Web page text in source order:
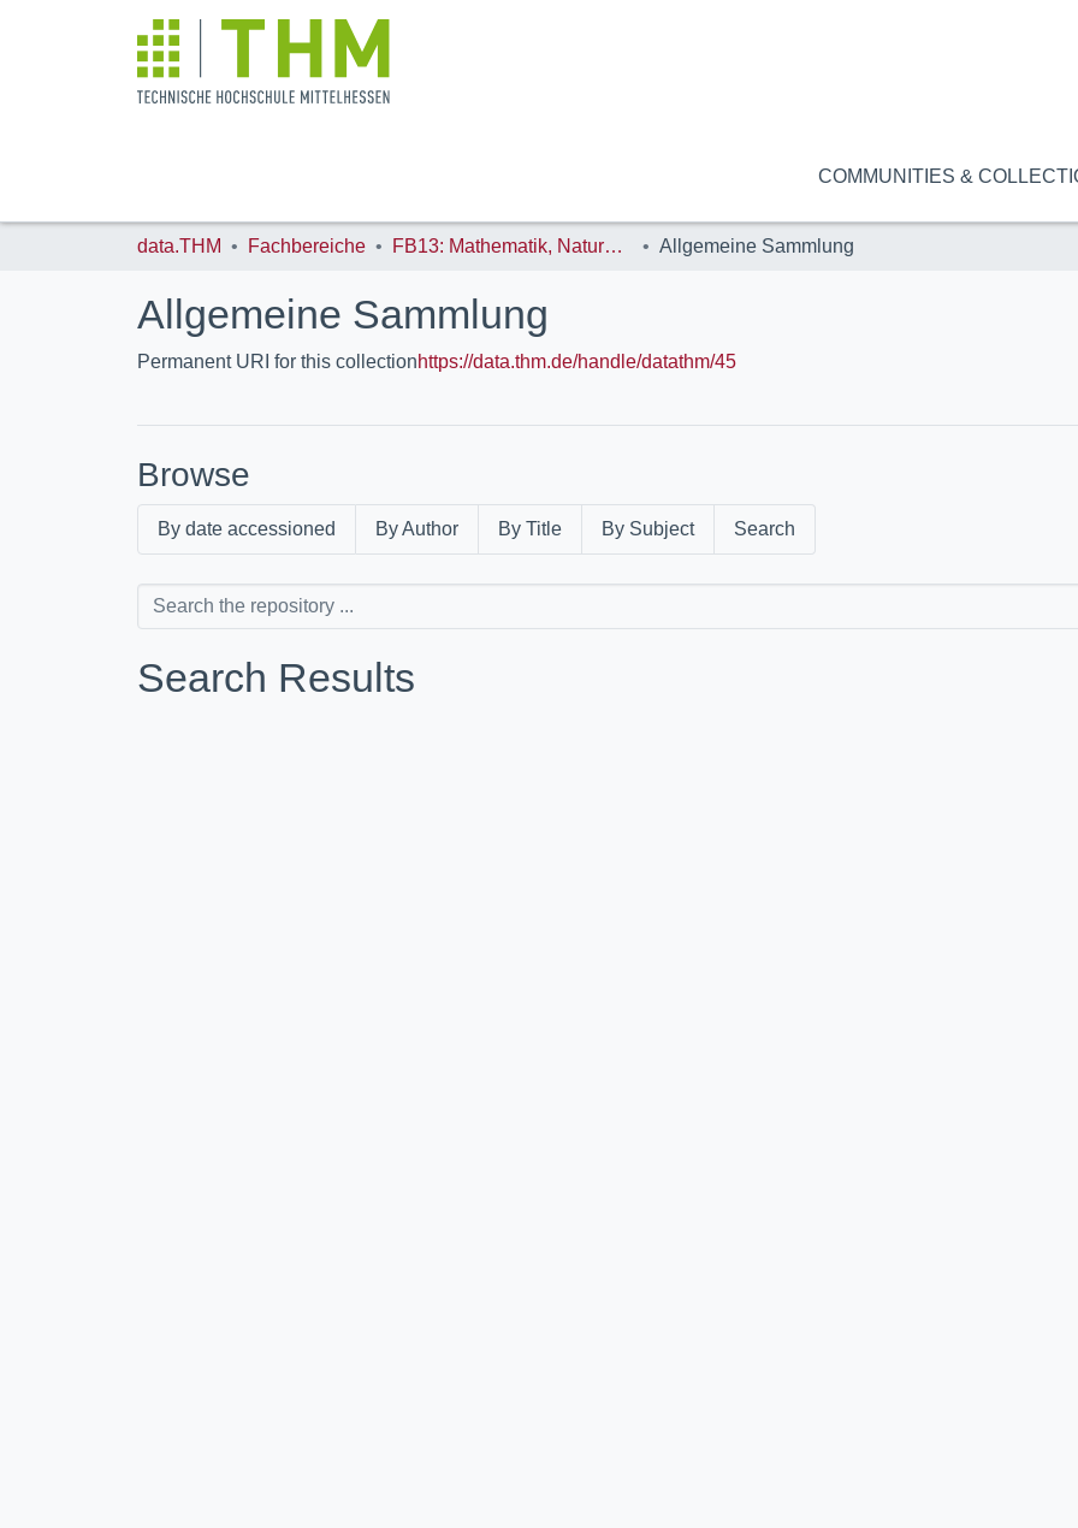
COMMUNITIES &
data.THM Fachbereiche FB13: Mathematik, Naturwissenschaften und Datenverarbeitung (MND) Allgemeine Sammlung
Allgemeine Sammlung
Permanent URI for this collectionhttps://data.thm.de/handle/datathm/45
Browse
By date accessioned By Author By Title By Subject Search
Search Results